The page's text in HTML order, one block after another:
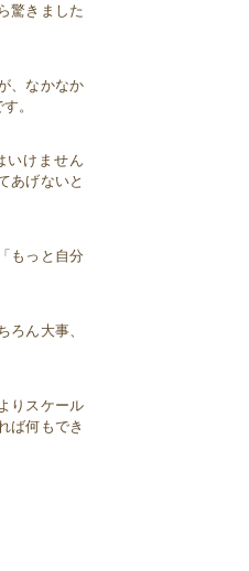
驚きました
、なかなか
。
いけません
あげないと
もっと自分
ろん大事、
りスケール
ば何もでき